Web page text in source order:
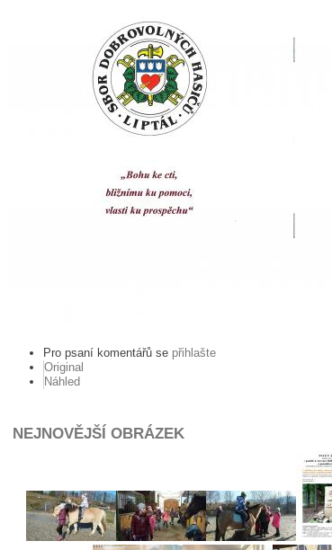
Pro psaní komentářů se přihlašte
Original
Náhled
NEJNOVĚJŠÍ OBRÁZEK